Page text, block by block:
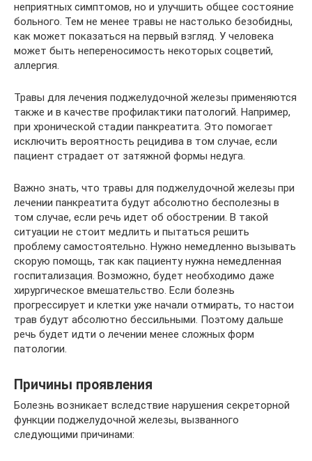
неприятных симптомов, но и улучшить общее состояние
больного. Тем не менее травы не настолько безобидны,
как может показаться на первый взгляд. У человека
может быть непереносимость некоторых соцветий,
аллергия.
Травы для лечения поджелудочной железы применяются
также и в качестве профилактики патологий. Например,
при хронической стадии панкреатита. Это помогает
исключить вероятность рецидива в том случае, если
пациент страдает от затяжной формы недуга.
Важно знать, что травы для поджелудочной железы при
лечении панкреатита будут абсолютно бесполезны в
том случае, если речь идет об обострении. В такой
ситуации не стоит медлить и пытаться решить
проблему самостоятельно. Нужно немедленно вызывать
скорую помощь, так как пациенту нужна немедленная
госпитализация. Возможно, будет необходимо даже
хирургическое вмешательство. Если болезнь
прогрессирует и клетки уже начали отмирать, то настои
трав будут абсолютно бессильными. Поэтому дальше
речь будет идти о лечении менее сложных форм
патологии.
Причины проявления
Болезнь возникает вследствие нарушения секреторной
функции поджелудочной железы, вызванного
следующими причинами: